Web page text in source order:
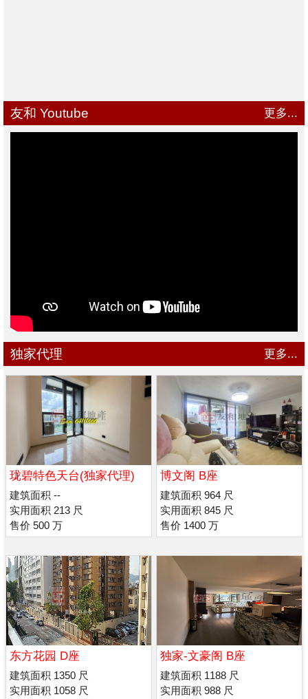
友和 Youtube 更多...
独家代理 更多...
珑碧特色天台(独家代理)
建筑面积 --
实用面积 213 尺
售价 500 万
博文阁 B座
建筑面积 964 尺
实用面积 845 尺
售价 1400 万
东方花园 D座
建筑面积 1350 尺
实用面积 1058 尺
独家-文豪阁 B座
建筑面积 1188 尺
实用面积 988 尺